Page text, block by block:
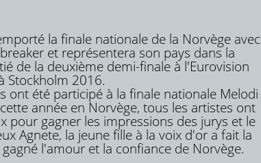
la finale nationale de la Norvège avec
et représentera son pays dans la
de la deuxième demi-finale à l'Eurovision
Stockholm 2016.
été participé à la finale nationale Melodi
année en Norvège, tous les artistes ont
pour gagner les impressions des jurys et le
Agnete, la jeune fille à la voix d'or a fait la
l'amour et la confiance de Norvège.